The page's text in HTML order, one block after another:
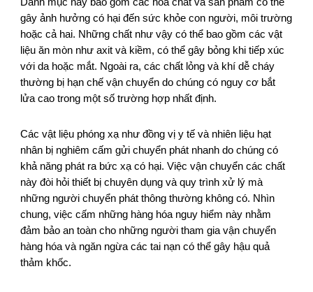
gây ảnh hưởng có hại đến sức khỏe con người, môi trường
hoặc cả hai. Những chất như vậy có thể bao gồm các vật
liệu ăn mòn như axit và kiềm, có thể gây bỏng khi tiếp xúc
với da hoặc mắt. Ngoài ra, các chất lỏng và khí dễ cháy
thường bị hạn chế vận chuyển do chúng có nguy cơ bắt
lửa cao trong một số trường hợp nhất định.
Các vật liệu phóng xạ như đồng vị y tế và nhiên liệu hạt
nhân bị nghiêm cấm gửi chuyển phát nhanh do chúng có
khả năng phát ra bức xạ có hại. Việc vận chuyển các chất
này đòi hỏi thiết bị chuyên dụng và quy trình xử lý mà
những người chuyển phát thông thường không có. Nhìn
chung, việc cấm những hàng hóa nguy hiểm này nhằm
đảm bảo an toàn cho những người tham gia vận chuyển
hàng hóa và ngăn ngừa các tai nạn có thể gây hậu quả
thảm khốc.